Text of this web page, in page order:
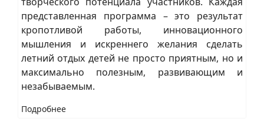
представленная программа – это результат
кропотливой работы, инновационного
мышления и искреннего желания сделать
летний отдых детей не просто приятным, но и
максимально полезным, развивающим и
незабываемым.
Подробнее